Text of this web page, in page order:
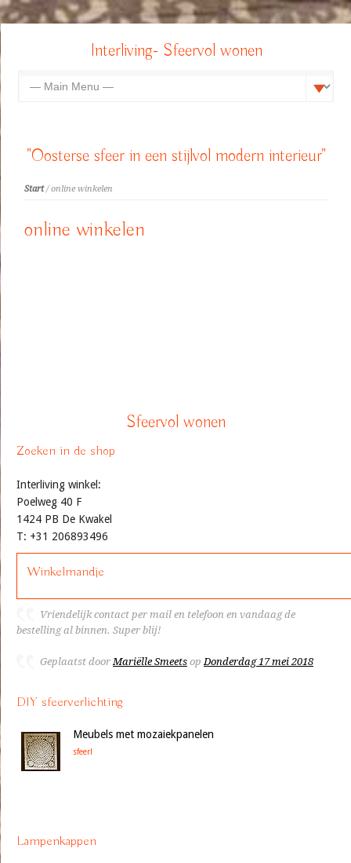
Interliving- Sfeervol wonen
"Oosterse sfeer in een stijlvol modern interieur"
Start/ online winkelen
online winkelen
Sfeervol wonen
Zoeken in de shop
Interliving winkel:
Poelweg 40 F
1424 PB De Kwakel
T: +31 206893496
Winkelmandje
Vriendelijk contact per mail en telefoon en vandaag de
bestelling al binnen. Super blij!
Geplaatst doorMariëlle Smeets opDonderdag 17 mei 2018
DIY sfeerverlichting
Meubels met mozaiekpanelen
sfeer!
Lampenkappen